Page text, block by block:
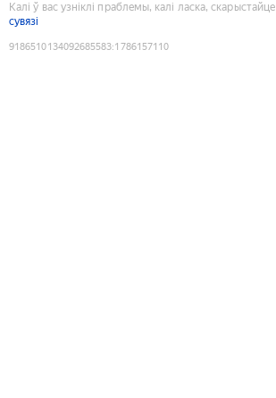
Калі ў вас узніклі праблемы, калі ласка, скарыстайце
сувязі
9186510134092685583:1786157110